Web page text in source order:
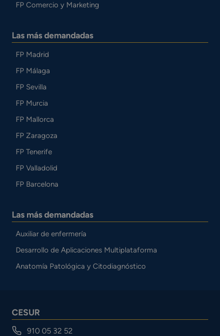
FP Comercio y Marketing
Las más demandadas
FP Madrid
FP Málaga
FP Sevilla
FP Murcia
FP Mallorca
FP Zaragoza
FP Tenerife
FP Valladolid
FP Barcelona
Las más demandadas
Auxiliar de enfermería
Desarrollo de Aplicaciones Multiplataforma
Anatomía Patológica y Citodiagnóstico
CESUR
910 05 32 52